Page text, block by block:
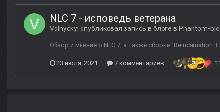
NLC 7 - исповедь ветерана
Volnyckyi опубликовал запись в блоге в Phantom-
Обзор и мнение о NLC 7, а также сборке "Reincarnation:
23 июля, 2021 7 комментариев